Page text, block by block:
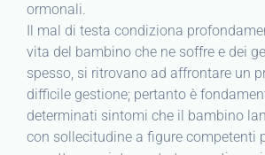
ormonali.
Il mal di testa condiziona
vita del bambino che ne soffre e dei
spesso, si ritrovano ad affrontare un
difficile gestione; pertanto è
determinati sintomi che il bambino
con sollecitudine a figure competenti